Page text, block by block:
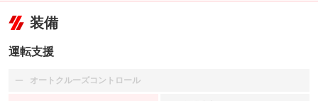
装備
運転支援
オートクルーズコントロール
：装備なし